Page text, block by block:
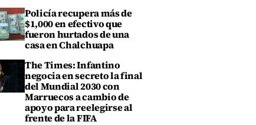
Policía recupera más de
$1,000 en efectivo que
fueron hurtados de una
casa en Chalchuapa
The Times: Infantino
negocia en secreto la final
del Mundial 2030 con
Marruecos a cambio de
apoyo para reelegirse al
frente de la FIFA